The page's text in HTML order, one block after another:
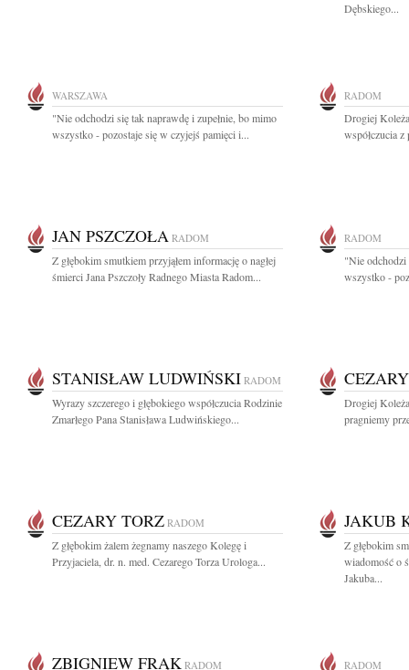
Dębskiego...
WARSZAWA
"Nie odchodzi się tak naprawdę i zupełnie, bo mimo
wszystko - pozostaje się w czyjejś pamięci i...
RADOM
Drogiej
współczucia
JAN PSZCZOŁA RADOM
Z głębokim smutkiem przyjąłem informację o nagłej
śmierci Jana Pszczoły Radnego Miasta Radom...
RADOM
"Nie odchodzi
wszystko -
STANISŁAW LUDWIŃSKI RADOM
Wyrazy szczerego i głębokiego współczucia Rodzinie
Zmarłego Pana Stanisława Ludwińskiego...
Drogiej
pragniemy
CEZARY TORZ RADOM
Z głębokim żalem żegnamy naszego Kole­gę i
Przyjaciela, dr. n. med. Cezarego Torza Urologa...
JAKUB
Z głębokim
wiadomość o
Jakuba...
ZBIGNIEW FRĄK RADOM RADOM